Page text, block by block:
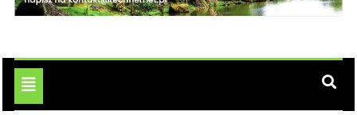
Toggle
navigation